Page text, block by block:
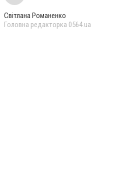
Світлана Романенко
Головна редакторка 0564.ua